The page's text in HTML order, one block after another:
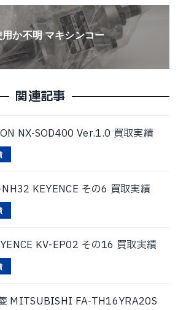
か不明 マキシンコー
関連記事
NX-SOD400 Ver.1.0 買取実績
KEYENCE その6 買取実績
KV-EP02 その16 買取実績
MITSUBISHI FA-TH16YRA20S